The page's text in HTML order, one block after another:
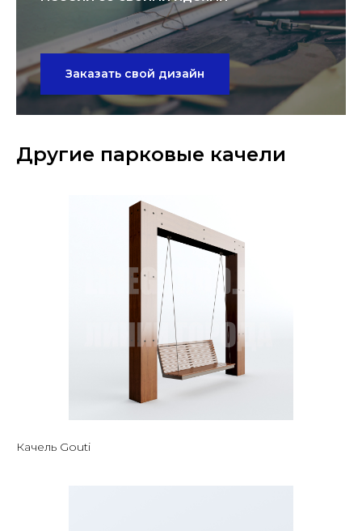
Заказать свой дизайн
Другие парковые качели
Качель Gouti